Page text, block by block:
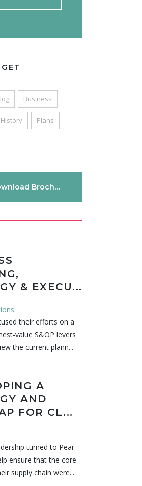
Business
History Plans
Brochure
& EXECU...
their efforts on a
value S&OP levers
the current plann...
A
AND
FOR CL...
turned to Pear
ensure that the core
supply chain were...